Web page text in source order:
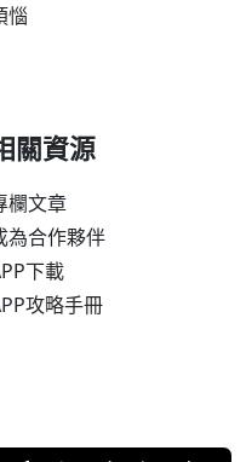
惱
關資源
欄文章
為合作夥伴
下載
攻略手冊